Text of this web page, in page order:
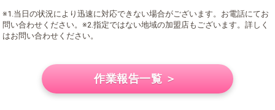
※1.当日の状況により迅速に対応できない場合がございます。お電話にてお
問い合わせください。※2.指定ではない地域の加盟店もございます。詳しく
はお問い合わせください。
作業報告一覧 ＞